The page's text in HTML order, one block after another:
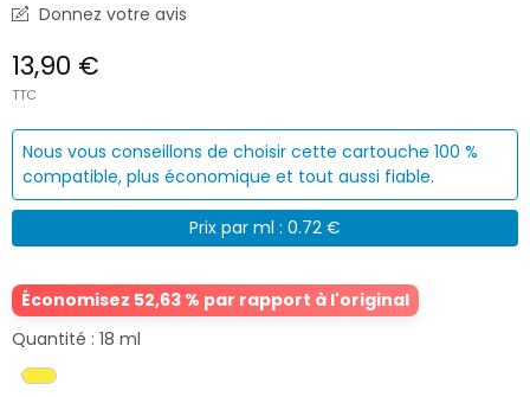
Donnez votre avis
13,90 €
TTC
Nous vous conseillons de choisir cette cartouche 100 %
compatible, plus économique et tout aussi fiable.
Prix par ml : 0.72 €
Économisez 52,63 % par rapport à l'original
Quantité : 18 ml